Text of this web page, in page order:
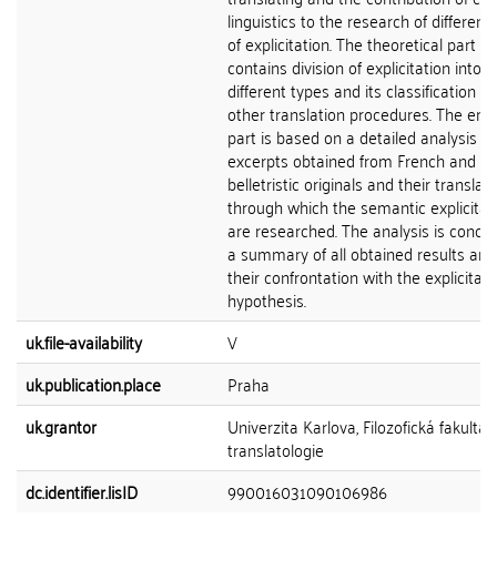
linguistics to the research of
of explicitation. The theoretical part
contains division of explicitation into
different types and its classification
other translation procedures. The
part is based on a detailed analysis of
excerpts obtained from French and
belletristic originals and their
through which the semantic
are researched. The analysis is
a summary of all obtained results
their confrontation with the
hypothesis.
uk.file-availability
V
uk.publication.place
Praha
uk.grantor
Univerzita Karlova, Filozofická fakulta,
translatologie
dc.identifier.lisID
990016031090106986